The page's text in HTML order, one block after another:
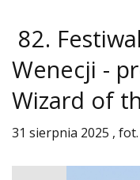
82.
Wenecji -
Wizard of
31 sierpnia 2025 ,